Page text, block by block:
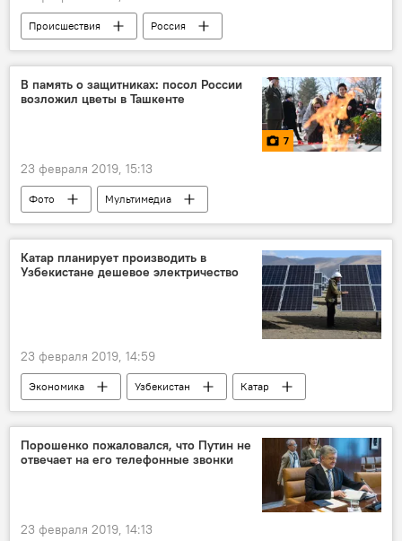
Происшествия
Россия
Калужская область
В память о защитниках: посол России
возложил цветы в Ташкенте
7
23 февраля 2019, 15:13
Фото Мультимедиа
Катар планирует производить в
Узбекистане дешевое электричество
23 февраля 2019, 14:59
Экономика Узбекистан
Катар
электричество
электроэнергия
Порошенко пожаловался, что Путин не
отвечает на его телефонные звонки
23 февраля 2019, 14:13